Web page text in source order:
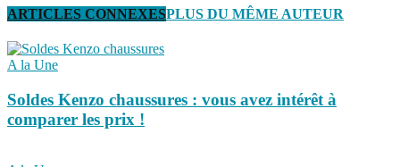
ARTICLES CONNEXESPLUS DU MÊME AUTEUR
A la Une
Soldes Kenzo chaussures : vous avez intérêt à
comparer les prix !